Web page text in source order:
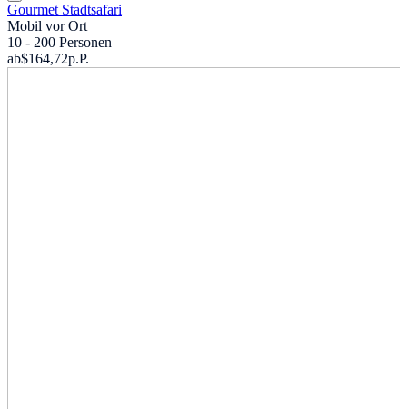
Gourmet Stadtsafari
Mobil vor Ort
10 - 200 Personen
ab$164,72p.P.